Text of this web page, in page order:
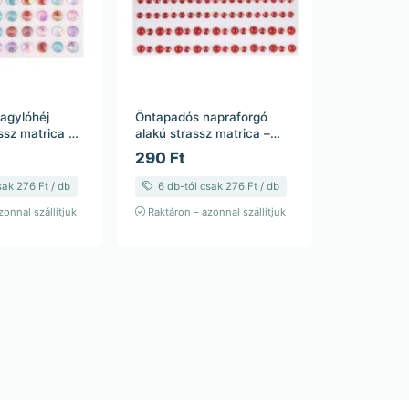
matrica –
mm – 23,5
276 Ft / db
szállítjuk
Öntapadós napraforgó
alakú strassz matrica –
többszínű – 6 mm/8 mm –
23,5 cm
290 Ft
6 db-tól csak 276 Ft / db
Raktáron – azonnal szállítjuk